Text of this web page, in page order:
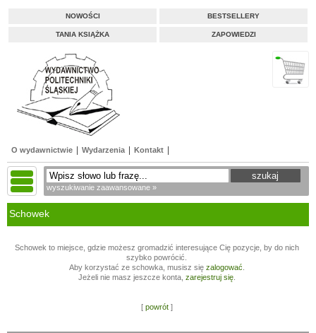
NOWOŚCI BESTSELLERY
TANIA KSIĄŻKA ZAPOWIEDZI
O wydawnictwie Wydarzenia Kontakt
wyszukiwanie zaawansowane »
Schowek
Schowek to miejsce, gdzie możesz gromadzić interesujące Cię pozycje, by do nich
szybko powrócić.
Aby korzystać ze schowka, musisz się zalogować
Jeżeli nie masz jeszcze konta, zarejestruj się.
[ powrót]